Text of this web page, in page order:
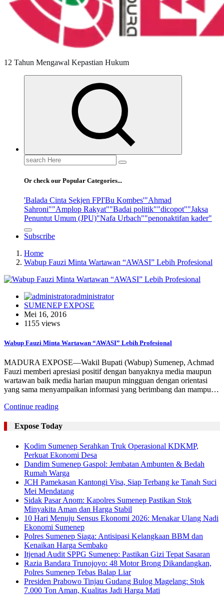
12 Tahun Mengawal Kepastian Hukum
Search
for:
Or check our Popular Categories...
'Balada Cinta Sekjen FPI'Bu Kombes'"Ahmad
Sahroni""Amplop Rakyat""Badai politik""dicopot""Jaksa
Penuntut Umum (JPU)"Nafa Urbach""penonaktifan kader"
Subscribe
Home
Wabup Fauzi Minta Wartawan “AWASI” Lebih Profesional
administrator
SUMENEP EXPOSE
Mei 16, 2016
1155 views
Wabup Fauzi Minta Wartawan “AWASI” Lebih Profesional
MADURA EXPOSE—Wakil Bupati (Wabup) Sumenep, Achmad
Fauzi memberi apresiasi positif dengan banyaknya media maupun
wartawan baik media harian maupun mingguan dengan orientasi
yang sama menyampaikan informasi yang berimbang dan mampu…
Continue reading
Expose Today
Kodim Sumenep Serahkan Truk Operasional KDKMP,
Perkuat Ekonomi Desa
Dandim Sumenep Gaspol: Jembatan Ambunten & Bedah
Rumah Warga
JCH Pamekasan Kantongi Visa, Siap Terbang ke Tanah Suci
Mei Mendatang
Sidak Pasar Anom: Kapolres Sumenep Pastikan Stok
Minyakita Aman dan Harga Stabil
10 Hari Menuju Sensus Ekonomi 2026: Menakar Ulang Nadi
Ekonomi Sumenep
Polres Sumenep Siaga: Antisipasi Kelangkaan BBM dan
Kenaikan Harga Sembako
Itjenad Audit SPPG Sumenep: Pastikan Gizi Tepat Sasaran
Razia Bandara Trunojoyo: 48 Motor Brong Dikandangkan,
Polres Sumenep Tebas Balap Liar
Presiden Prabowo Tinjau Gudang Bulog Magelang: Stok
7.000 Ton Aman, Kualitas Jadi Harga Mati